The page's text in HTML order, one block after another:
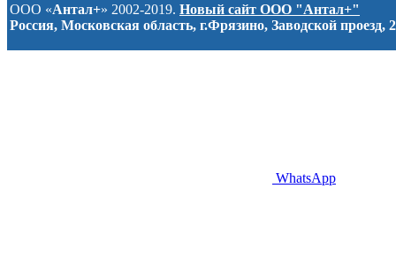
ООО «Антал+» 2002-2019. Новый сайт ООО "Антал+"
Россия, Московская область, г.Фрязино, Заводской проезд, 2
WhatsApp